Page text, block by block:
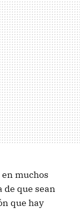
muchos
que sean
que hay